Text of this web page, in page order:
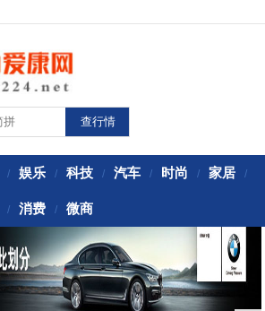
/ 娱乐 / 科技 / 汽车 / 时尚 / 家居 /
/ 消费 / 微商